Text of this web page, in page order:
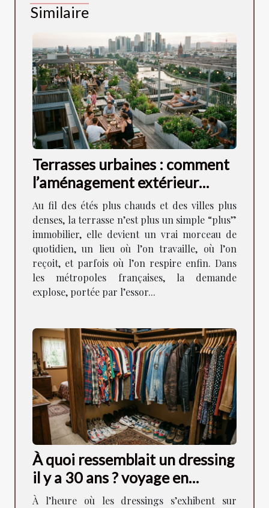
Similaire
Terrasses urbaines : comment
l’aménagement extérieur
façonne la vie en ville
Au fil des étés plus chauds et des villes plus
denses, la terrasse n’est plus un simple “plus”
immobilier, elle devient un vrai morceau de
quotidien, un lieu où l’on travaille, où l’on
reçoit, et parfois où l’on respire enfin. Dans
les métropoles françaises, la demande
explose, portée par l’essor...
À quoi ressemblait un dressing
il y a 30 ans ? voyage en
images
À l’heure où les dressings s’exhibent sur